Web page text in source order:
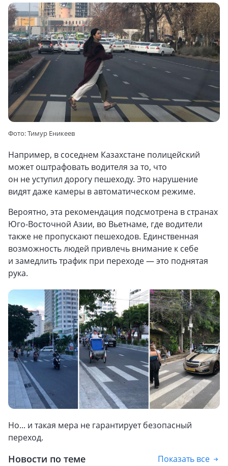
Фото: Тимур Еникеев
Например, в соседнем Казахстане полицейский
может оштрафовать водителя за то, что
он не уступил дорогу пешеходу. Это нарушение
видят даже камеры в автоматическом режиме.
Вероятно, эта рекомендация подсмотрена в странах
Юго-Восточной Азии, во Вьетнаме, где водители
также не пропускают пешеходов. Единственная
возможность людей привлечь внимание к себе
и замедлить трафик при переходе — это поднятая
рука.
Но... и такая мера не гарантирует безопасный
переход.
Новости по теме Показать все